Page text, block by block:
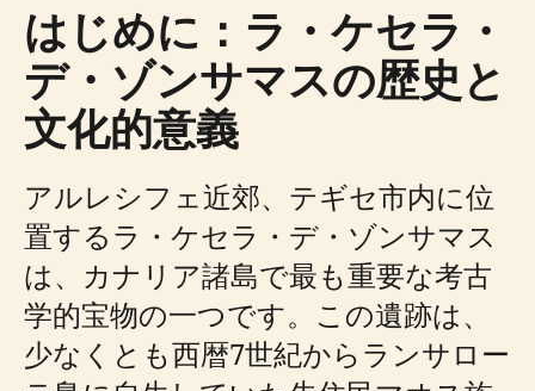
はじめに：ラ・ケセラ・
デ・ゾンサマスの歴史と
文化的意義
アルレシフェ近郊、テギセ市内に位
置するラ・ケセラ・デ・ゾンサマス
は、カナリア諸島で最も重要な考古
学的宝物の一つです。この遺跡は、
少なくとも西暦7世紀からランサロー